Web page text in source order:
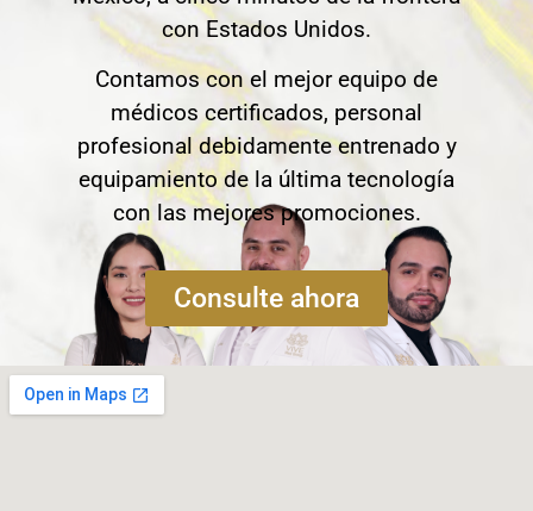
con Estados Unidos.
Contamos con el mejor equipo de
médicos certificados, personal
profesional debidamente entrenado y
equipamiento de la última tecnología
con las mejores promociones.
Consulte ahora